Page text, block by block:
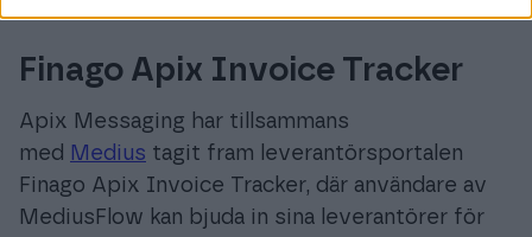
Finago Apix Invoice Tracker
Apix Messaging har tillsammans
med Medius tagit fram leverantörsportalen
Finago Apix Invoice Tracker, där användare av
MediusFlow kan bjuda in sina leverantörer för